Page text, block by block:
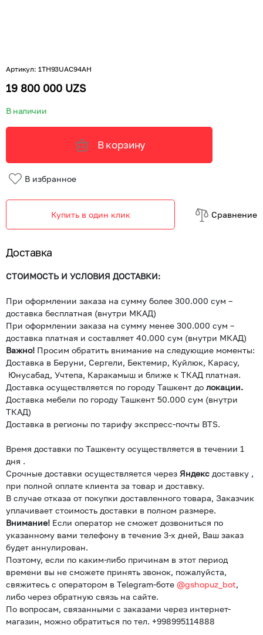
Артикул: 1TH93UAC94AH
19 800 000 UZS
В наличии
В корзину
В избранное
Купить в один клик Cравнение
Доставка
СТОИМОСТЬ И УСЛОВИЯ ДОСТАВКИ:
При оформлении заказа на сумму более 300.000 сум –
доставка бесплатная (внутри МКАД)
При оформлении заказа на сумму менее 300.000 сум –
доставка платная и составляет 40.000 сум (внутри МКАД)
Важно! Просим обратить внимание на следующие моменты:
Доставка в Беруни, Сергели, Бектемир, Куйлюк, Карасу,
Юнусабад, Учтепа, Каракамыш и ближе к ТКАД платная.
Доставка осуществляется по городу Ташкент до локации.
Доставка мебели по городу Ташкент 50.000 сум (внутри
ТКАД)
Доставка в регионы по тарифу экспресс-почты BTS.
Время доставки по Ташкенту осуществляется в течении 1
дня .
Срочные доставки осуществляется через Яндекс доставку ,
при полной оплате клиента за товар и доставку.
В случае отказа от покупки доставленного товара, Заказчик
уплачивает стоимость доставки в полном размере.
Внимание! Если оператор не сможет дозвониться по
указанному вами телефону в течение 3-х дней, Ваш заказ
будет аннулирован.
Поэтому, если по каким-либо причинам в этот период
времени вы не сможете принять звонок, пожалуйста,
свяжитесь с оператором в Telegram-боте @gshopuz_bot,
либо через обратную связь на сайте.
По вопросам, связанными с заказами через интернет-
магазин, можно обратиться по тел. +998995114888